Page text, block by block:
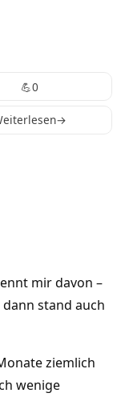
💪0
→
mir davon –
stand auch
ziemlich
wenige